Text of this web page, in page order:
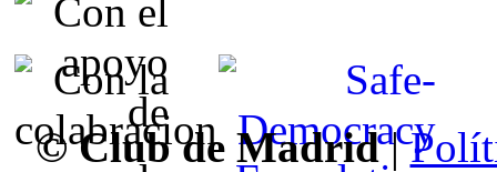
© Club de Madrid|